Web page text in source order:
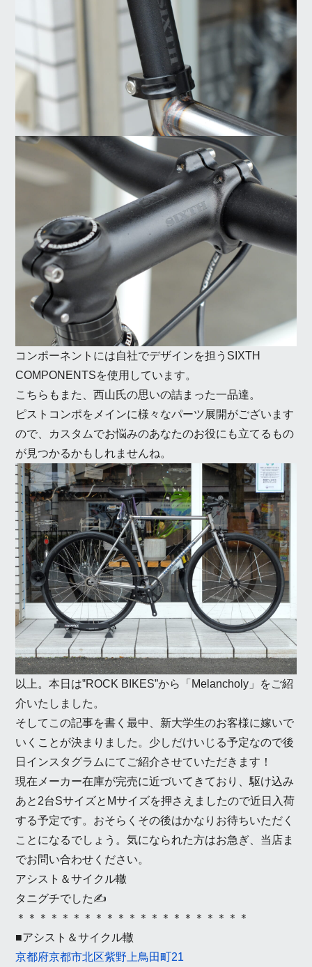
コンポーネントには自社でデザインを担うSIXTH
COMPONENTSを使用しています。
こちらもまた、西山氏の思いの詰まった一品達。
ピストコンポをメインに様々なパーツ展開がございます
ので、カスタムでお悩みのあなたのお役にも立てるもの
が見つかるかもしれませんね。
以上。本日は‟ROCK BIKES”から「Melancholy」をご紹
介いたしました。
そしてこの記事を書く最中、新大学生のお客様に嫁いで
いくことが決まりました。少しだけいじる予定なので後
日インスタグラムにてご紹介させていただきます！
現在メーカー在庫が完売に近づいてきており、駆け込み
あと2台SサイズとMサイズを押さえましたので近日入荷
する予定です。おそらくその後はかなりお待ちいただく
ことになるでしょう。気になられた方はお急ぎ、当店ま
でお問い合わせください。
アシスト＆サイクル轍
タニグチでした✍
＊＊＊＊＊＊＊＊＊＊＊＊＊＊＊＊＊＊＊＊＊
■アシスト＆サイクル轍
京都府京都市北区紫野上鳥田町21